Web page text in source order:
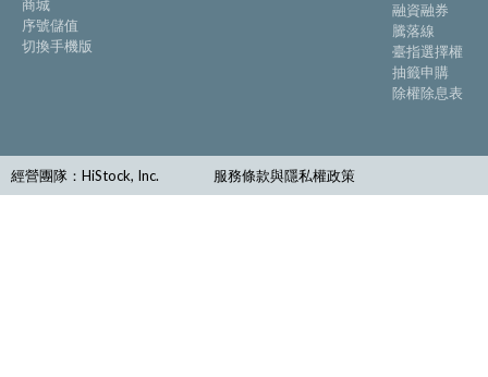
商城
序號儲值
切換手機版
融資融券
騰落線
臺指選擇權
抽籤申購
除權除息表
經營團隊：HiStock, Inc. 服務條款與隱私權政策